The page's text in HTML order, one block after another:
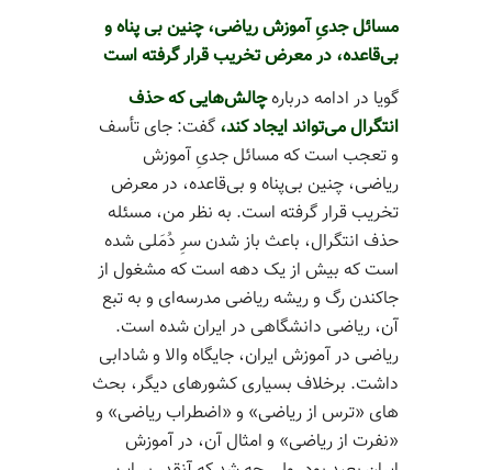
مسائل جدیِ آموزش ریاضی، چنین بی پناه و
بی‌قاعده، در معرض تخریب قرار گرفته است
گویا در ادامه دربارهچالش‌هایی که حذف
انتگرال می‌تواند ایجاد کند، گفت: جای تأسف
و تعجب است که مسائل جدیِ آموزش
ریاضی، چنین بی‌پناه و بی‌قاعده، در معرض
تخریب قرار گرفته است. به نظر من، مسئله
حذف انتگرال، باعث باز شدن سرِ دُمَلی شده
است که بیش از یک دهه است که مشغول از
جاکندن رگ و ریشه ریاضی مدرسه‌­ای و به تبع
آن، ریاضی دانشگاهی در ایران شده است.
ریاضی در آموزش ایران، جایگاه والا و شادابی
داشت. برخلاف بسیاری کشورهای دیگر، بحث­‌
های «ترس از ریاضی» و «اضطراب ریاضی» و
«نفرت از ریاضی» و امثال آن، در آموزش